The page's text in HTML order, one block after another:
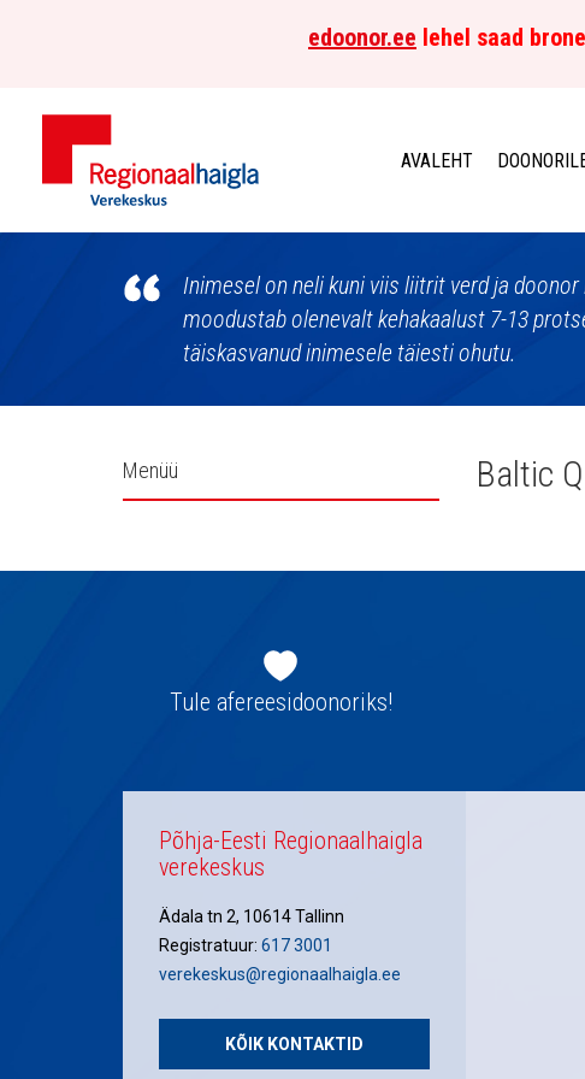
edoonor.ee lehel saad
Põhja-
Regionaalhaigla
Verekeskus
AVALEHT
Inimesel on neli kuni viis liitrit verd ja
moodustab olenevalt kehakaalust 7-13
täiskasvanud inimesele täiesti ohutu.
Külgpaani
Menüü Baltic
navigatsioonTule afereesidoonoriks!
Põhja-Eesti Regionaalhaigla
verekeskus
Ädala tn 2, 10614 Tallinn
Registratuur: 617 3001
verekeskus@regionaalhaigla.ee
KÕIK KONTAKTID